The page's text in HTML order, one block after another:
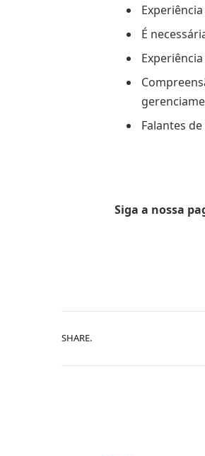
É
Falantes
Siga a nossa
SHARE.